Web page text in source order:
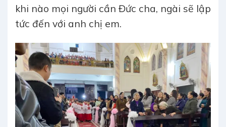
khi nào mọi người cần Đức cha, ngài sẽ lập
tức đến với anh chị em.